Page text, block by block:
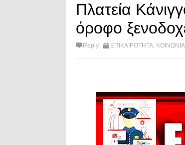
Πλατεία
όροφο
Reply ΕΠΙΚΑΙΡΟΤΗΤΑ, ΚΟΙΝΩΝΙΑ